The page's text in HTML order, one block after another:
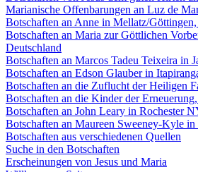
Marianische Offenbarungen an Luz de
Botschaften an Anne in Mellatz/
Botschaften an Maria zur Göttlichen
Deutschland
Botschaften an Marcos Tadeu Teixeira in
Botschaften an Edson Glauber in
Botschaften an die Zuflucht der Heiligen
Botschaften an die Kinder der
Botschaften an John Leary in Rochester
Botschaften an Maureen Sweeney-Kyle
Botschaften aus verschiedenen Quellen
Suche in den Botschaften
Erscheinungen von Jesus und Maria